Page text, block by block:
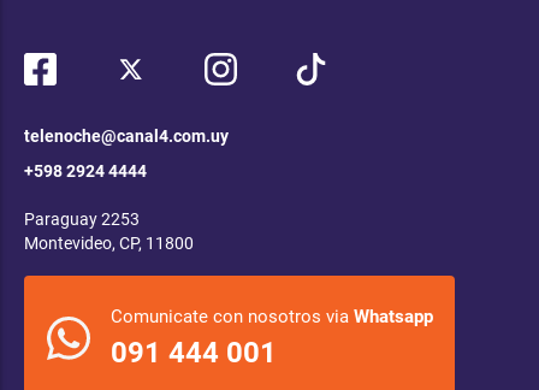
telenoche@canal4.com.uy
+598 2924 4444
Paraguay 2253
Montevideo, CP, 11800
Comunicate con nosotros via Whatsapp
091 444 001